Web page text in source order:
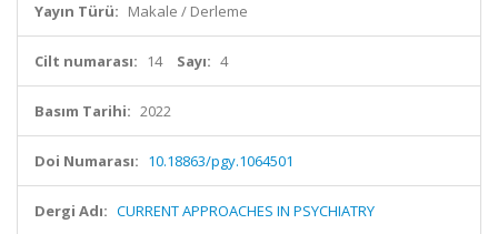
Yayın Türü: Makale / Derleme
Cilt numarası: 14 Sayı: 4
Basım Tarihi: 2022
Doi Numarası: 10.18863/pgy.1064501
Dergi Adı: CURRENT APPROACHES IN PSYCHIATRY